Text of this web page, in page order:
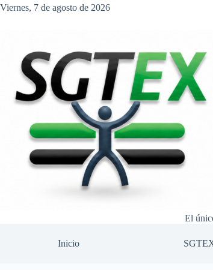
Saltar
Viernes, 7 de agosto de 2026
El
Inicio